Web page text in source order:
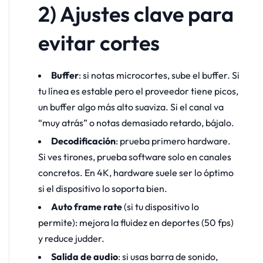
2) Ajustes clave para
evitar cortes
Buffer: si notas microcortes, sube el buffer. Si
tu línea es estable pero el proveedor tiene picos,
un buffer algo más alto suaviza. Si el canal va
“muy atrás” o notas demasiado retardo, bájalo.
Decodificación: prueba primero hardware.
Si ves tirones, prueba software solo en canales
concretos. En 4K, hardware suele ser lo óptimo
si el dispositivo lo soporta bien.
Auto frame rate(si tu dispositivo lo
permite): mejora la fluidez en deportes (50 fps)
y reduce judder.
Salida de audio: si usas barra de sonido,